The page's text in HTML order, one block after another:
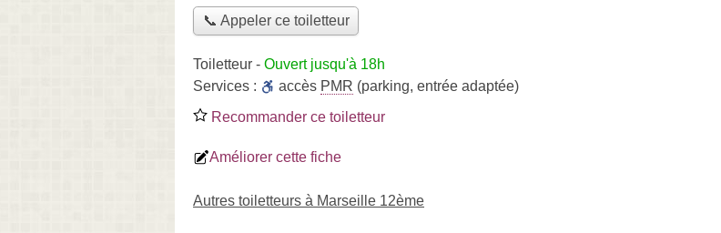
📞 Appeler ce toiletteur
Toiletteur - Ouvert jusqu'à 18h
Services :
accès PMR (parking, entrée adaptée)
Recommander ce toiletteur
Améliorer cette fiche
Autres toiletteurs à Marseille 12ème